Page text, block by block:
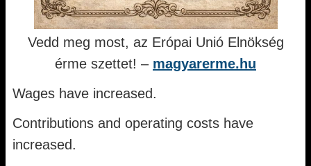
Vedd meg most, az Erópai Unió Elnökség
érme szettet! – magyarerme.hu
Wages have increased.
Contributions and operating costs have
increased.